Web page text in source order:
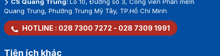
CS Quang Trung: Lô 10, Đường số 3, Công viên Phần mềm
Quang Trung, Phường Trung Mỹ Tây, TP.Hồ Chí Minh
HOTLINE : 028 7300 7272 - 028 7309 1991
Tiện ích khác